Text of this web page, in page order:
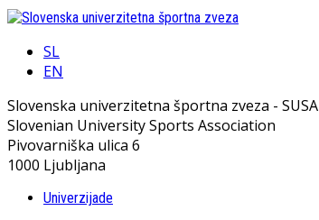
SL
EN
Slovenska univerzitetna športna zveza - SUSA
Slovenian University Sports Association
Pivovarniška ulica 6
1000 Ljubljana
Univerzijade